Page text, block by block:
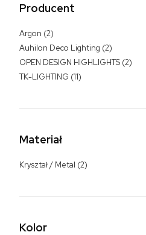
Producent
Argon (2)
Auhilon Deco Lighting (2)
OPEN DESIGN HIGHLIGHTS (2)
TK-LIGHTING (11)
Materiał
Kryształ / Metal (2)
Kolor